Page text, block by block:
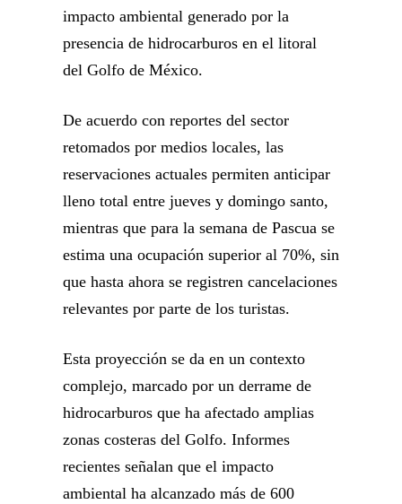
impacto ambiental generado por la
presencia de hidrocarburos en el litoral
del Golfo de México.
De acuerdo con reportes del sector
retomados por medios locales, las
reservaciones actuales permiten anticipar
lleno total entre jueves y domingo santo,
mientras que para la semana de Pascua se
estima una ocupación superior al 70%, sin
que hasta ahora se registren cancelaciones
relevantes por parte de los turistas.
Esta proyección se da en un contexto
complejo, marcado por un derrame de
hidrocarburos que ha afectado amplias
zonas costeras del Golfo. Informes
recientes señalan que el impacto
ambiental ha alcanzado más de 600